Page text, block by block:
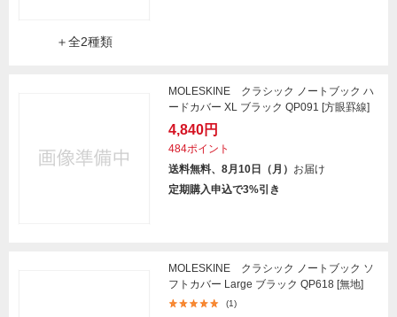
＋全2種類
MOLESKINE クラシック ノートブック ハ
ードカバー XL ブラック QP091 [方眼罫線]
4,840円
484ポイント
送料無料、8月10日（月） お届け
定期購入申込で3%引き
MOLESKINE クラシック ノートブック ソ
フトカバー Large ブラック QP618 [無地]
(1)